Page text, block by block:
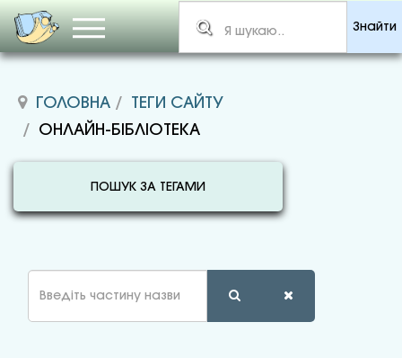
Знайти
ГОЛОВНА
ТЕГИ САЙТУ
ОНЛАЙН-БІБЛІОТЕКА
ПОШУК ЗА ТЕГАМИ
частину
назви